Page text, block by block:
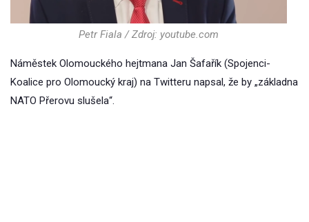
Petr Fiala / Zdroj: youtube.com
Náměstek Olomouckého hejtmana Jan Šafařík (Spojenci-
Koalice pro Olomoucký kraj) na Twitteru napsal, že by „základna
NATO Přerovu slušela“.